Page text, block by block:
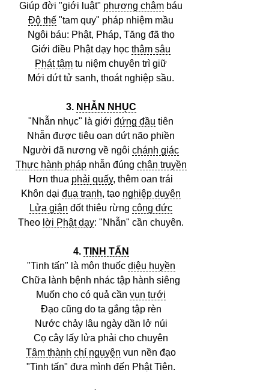
Giúp đời "giới luật" phương châm báu
Độ thế "tam quy" pháp nhiệm mầu
Ngôi báu: Phật, Pháp, Tăng đã thọ
Giới điều Phật dạy học thâm sâu
Phát tâm tu niệm chuyên trì giữ
Mới dứt tử sanh, thoát nghiệp sầu.
3. NHẪN NHỤC
"Nhẫn nhục" là giới đứng đầu tiên
Nhẫn được tiêu oan dứt não phiền
Người đã nương về ngôi chánh giác
Thực hành phápnhẫn đúng chân truyền
Hơn thua phải quấy, thêm oan trái
Khôn dại đua tranh, tạo nghiệp duyên
Lửa giận đốt thiêu rừng công đức
Theo lời Phật dạy: "Nhẫn" cần chuyên.
4. TINH TẤN
"Tinh tấn" là môn thuốc diệu huyền
Chữa lành bệnh nhác tập hành siêng
Muốn cho có quả cần vun tưới
Đạo cũng do ta gắng tập rèn
Nước chảy lâu ngày dần lở núi
Cọ cây lấy lửa phải cho chuyên
Tâm thành chí nguyện vun nền đạo
"Tinh tấn" đưa mình đến Phật Tiên.